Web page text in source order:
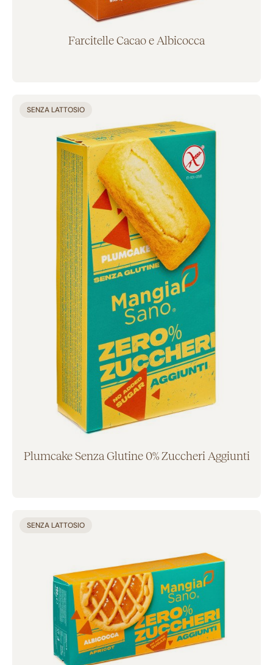
Farcitelle Cacao e Albicocca
SENZA LATTOSIO
Plumcake Senza Glutine 0% Zuccheri Aggiunti
SENZA LATTOSIO